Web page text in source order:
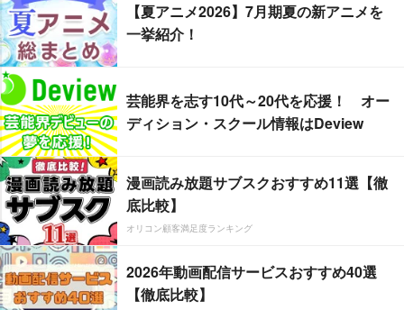
【夏アニメ2026】7月期夏の新アニメを
一挙紹介！
芸能界を志す10代～20代を応援！ オー
ディション・スクール情報はDeview
漫画読み放題サブスクおすすめ11選【徹
底比較】
オリコン顧客満足度ランキング
2026年動画配信サービスおすすめ40選
【徹底比較】